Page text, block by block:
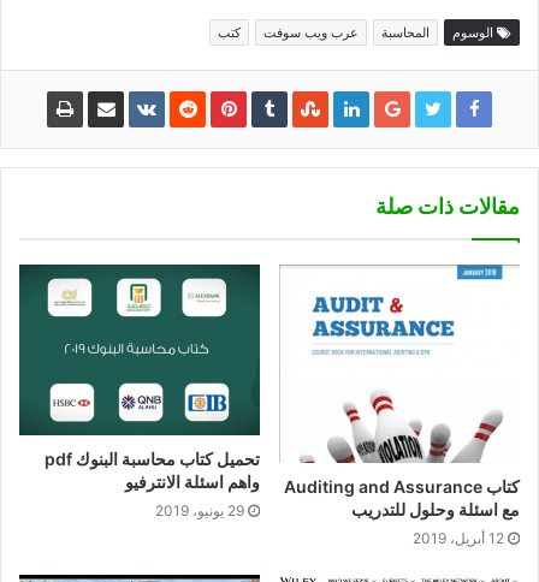
الوسوم المحاسبة عرب ويب سوفت كتب
مقالات ذات صلة
كتاب Auditing and Assurance
مع اسئلة وحلول للتدريب
12 أبريل، 2019
تحميل كتاب محاسبة البنوك pdf
واهم اسئلة الانترفيو
29 يونيو، 2019